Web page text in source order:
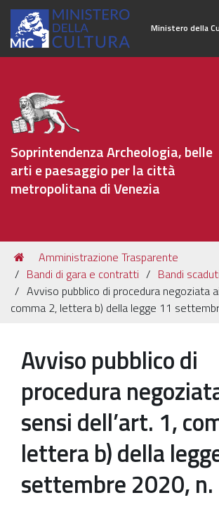
Ministero della
Soprintendenza Archeologia, belle
arti e paesaggio per la città
metropolitana di Venezia
Sezioni
Organizzazione
Patrimonio
Patrimonio
Ufficio Esportazione
Ufficio Tutela
Servizi
Galleria
Contatti
Tu
sei
qui:
Amministrazione Trasparente
Bandi di gara e contratti
Bandi scaduti
Avviso pubblico di procedura negoziata
comma 2, lettera b) della legge 11
Avviso pubblico di
procedura
sensi dell’art. 1,
lettera b) della
settembre 2020,